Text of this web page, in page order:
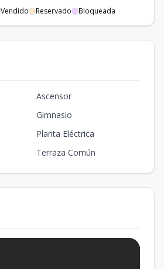
Vendido Reservado Bloqueada
Ascensor
Gimnasio
Planta Eléctrica
Terraza Común